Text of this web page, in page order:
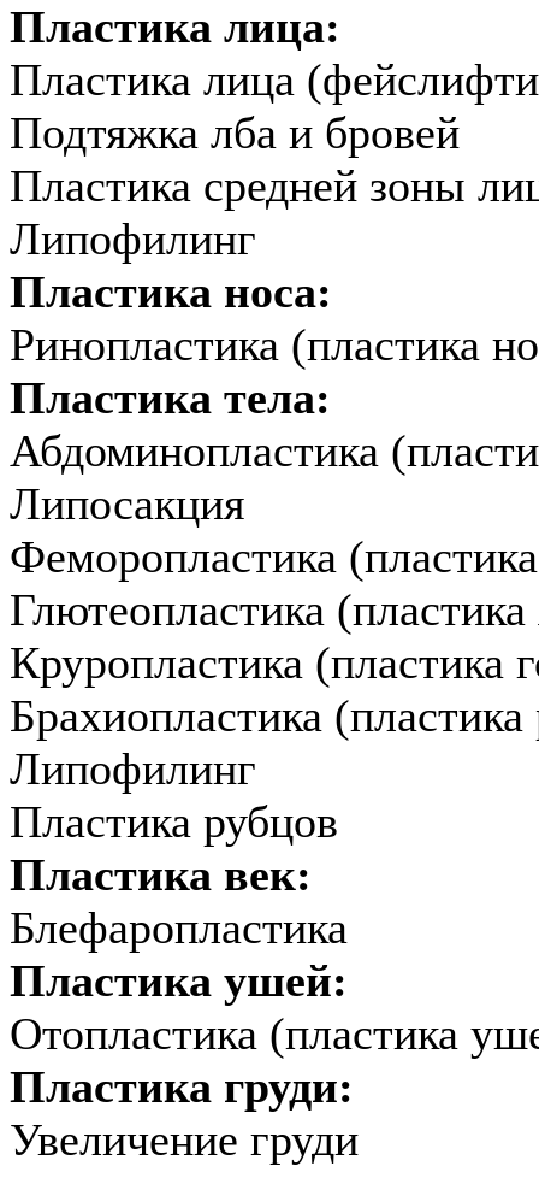
Пластика лица:
Пластика лица
Подтяжка лба и бровей
Пластика средней зоны
Липофилинг
Пластика носа:
Ринопластика (пластика
Пластика тела:
Абдоминопластика
Липосакция
Феморопластика
Глютеопластика
Круропластика (пластика
Брахиопластика (пластика
Липофилинг
Пластика рубцов
Пластика век:
Блефаропластика
Пластика ушей:
Отопластика (пластика
Пластика груди:
Увеличение груди